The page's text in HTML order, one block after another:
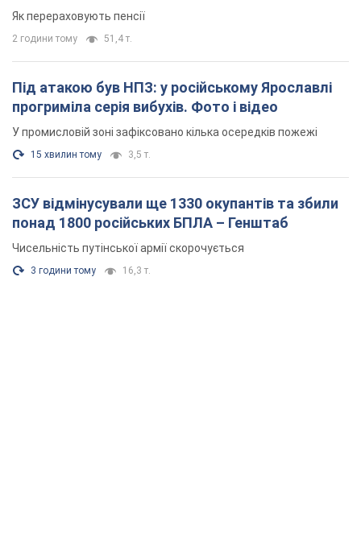
Як перераховують пенсії
2 години тому 51,4 т.
Під атакою був НПЗ: у російському Ярославлі
прогриміла серія вибухів. Фото і відео
У промисловій зоні зафіксовано кілька осередків пожежі
15 хвилин тому 3,5 т.
ЗСУ відмінусували ще 1330 окупантів та збили
понад 1800 російських БПЛА – Генштаб
Чисельність путінської армії скорочується
3 години тому 16,3 т.